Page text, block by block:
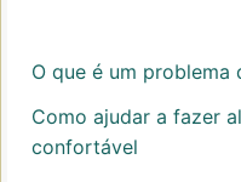
O que é um problema
Como ajudar a fazer
confortável